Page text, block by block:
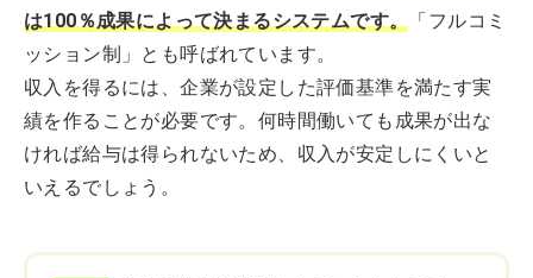
は100％成果によって決まるシステムです。 「フルコミ
ッション制」とも呼ばれています。
収入を得るには、企業が設定した評価基準を満たす実
績を作ることが必要です。何時間働いても成果が出な
ければ給与は得られないため、収入が安定しにくいと
いえるでしょう。